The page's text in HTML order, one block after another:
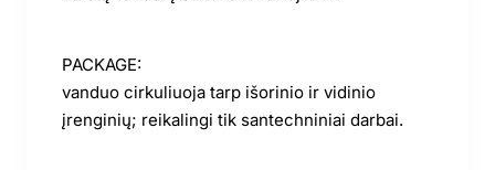
PACKAGE:
vanduo cirkuliuoja tarp išorinio ir vidinio
įrenginių; reikalingi tik santechniniai darbai.